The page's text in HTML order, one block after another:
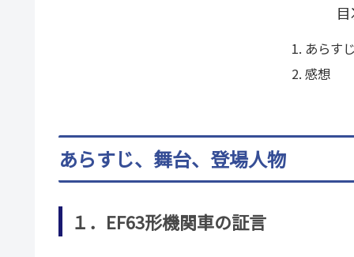
あらす
感想
あらすじ、舞台、登場人物
１．EF63形機関車の証言